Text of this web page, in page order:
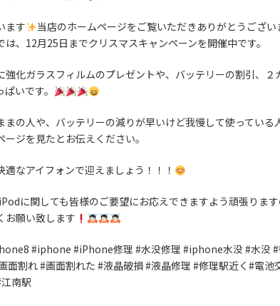
ます
当店のホームページをご覧いただきありがとうござい
は、12月25日までクリスマスキャンペーンを開催中です。
強化ガラスフィルムのプレゼントや、バッテリーの割引、
いです。
まの人や、バッテリーの減りが早いけど我慢して使ってい
ジを見たとお伝えください。
適なアイフォンで迎えましょう！！！
に関しても皆様のご要望にお応えできますよう頑張りま
お願い致します
#iphone #iPhone修理 #水没修理 #iphone水没 #水没 #
割れ #画面割れた #液晶破損 #液晶修理 #修理駅近く#電池
南駅